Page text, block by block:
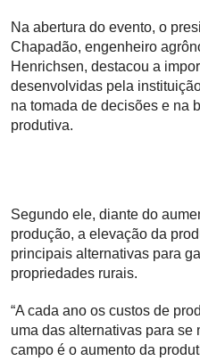
Na abertura do evento, o
Chapadão, engenheiro
Henrichsen, destacou a
desenvolvidas pela
na tomada de decisões e na
produtiva.
Segundo ele, diante do
produção, a elevação da
principais alternativas para
propriedades rurais.
“A cada ano os custos de
uma das alternativas para se
campo é o aumento da